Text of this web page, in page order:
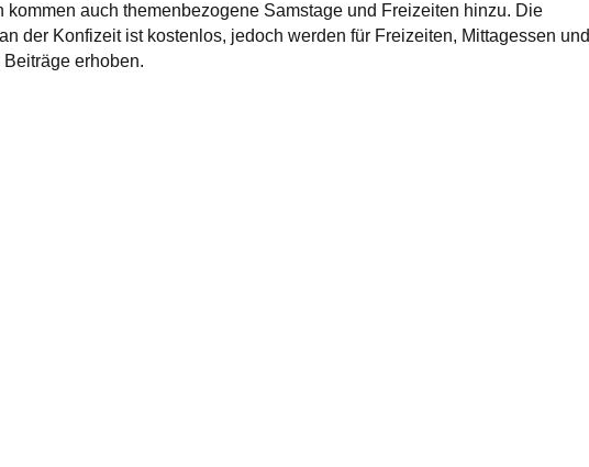
kommen auch themenbezogene Samstage und Freizeiten hinzu. Die
der Konfizeit ist kostenlos, jedoch werden für Freizeiten, Mittagessen und
Beiträge erhoben.